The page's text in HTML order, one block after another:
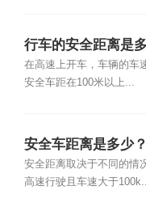
行车的安全距离是
在高速上开车，车辆的车
安全车距在100米以上...
安全车距离是多少？
安全距离取决于不同的情
高速行驶且车速大于